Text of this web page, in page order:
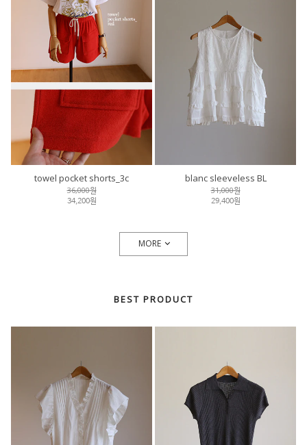
towel pocket shorts_3c
36,000원
34,200원
blanc sleeveless BL
31,000원
29,400원
MORE
BEST PRODUCT